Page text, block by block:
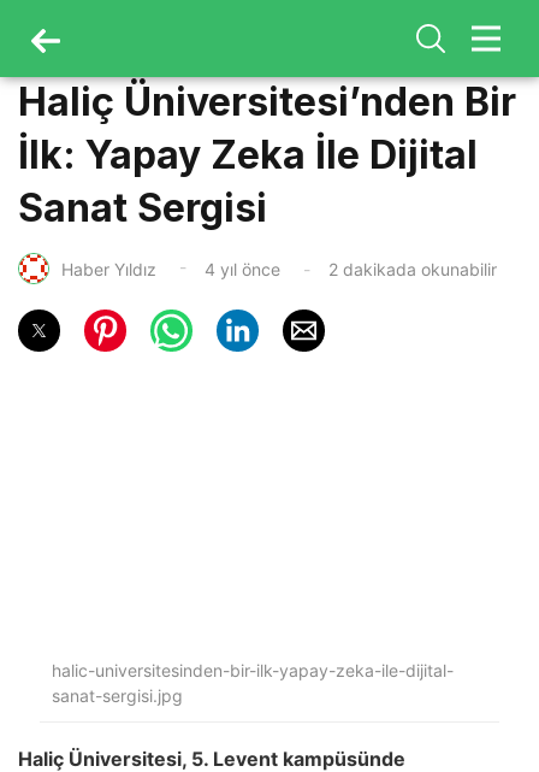
Haliç Üniversitesi’nden Bir
İlk: Yapay Zeka İle Dijital
Sanat Sergisi
Haber Yıldız 4 yıl önce 2 dakikada okunabilir
halic-universitesinden-bir-ilk-yapay-zeka-ile-dijital-
sanat-sergisi.jpg
Haliç Üniversitesi, 5. Levent kampüsünde